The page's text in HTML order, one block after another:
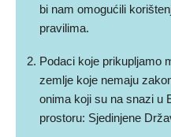
bi nam omogućili
pravilima.
Podaci koje prikupljamo
zemlje koje nemaju
onima koji su na snazi u
prostoru: Sjedinjene